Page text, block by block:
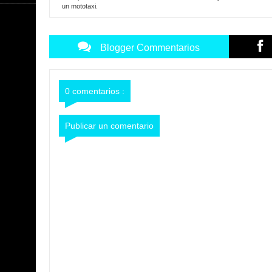
un mototaxi.
Blogger Commentarios
0 comentarios :
Publicar un comentario